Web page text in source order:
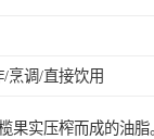
/烹调/直接饮用
果实压榨而成的油脂